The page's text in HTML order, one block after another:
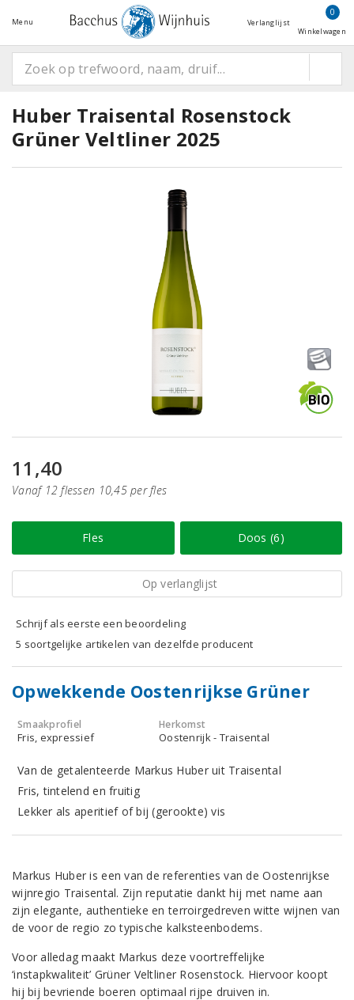
Menu Verlanglijst
0
Winkelwagen
Huber Traisental Rosenstock
Grüner Veltliner 2025
11,40
Vanaf 12 flessen 10,45 per fles
Fles Doos (6)
Op verlanglijst
Schrijf als eerste een beoordeling
5 soortgelijke artikelen van dezelfde producent
Opwekkende Oostenrijkse Grüner
Smaakprofiel
Fris, expressief
Herkomst
Oostenrijk - Traisental
Van de getalenteerde Markus Huber uit Traisental
Fris, tintelend en fruitig
Lekker als aperitief of bij (gerookte) vis
Markus Huber is een van de referenties van de Oostenrijkse
wijnregio Traisental. Zijn reputatie dankt hij met name aan
zijn elegante, authentieke en terroirgedreven witte wijnen van
de voor de regio zo typische kalksteenbodems.
Voor alledag maakt Markus deze voortreffelijke
‘instapkwaliteit’ Grüner Veltliner Rosenstock. Hiervoor koopt
hij bij bevriende boeren optimaal rijpe druiven in.